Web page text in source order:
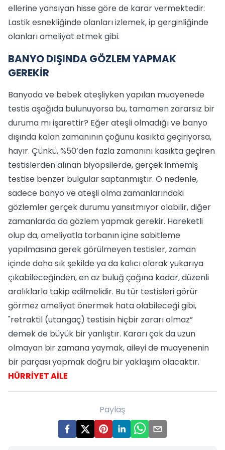
ellerine yansıyan hisse göre de karar vermektedir:
Lastik esnekliğinde olanları izlemek, ip gerginliğinde
olanları ameliyat etmek gibi.
BANYO DIŞINDA GÖZLEM YAPMAK
GEREKİR
Banyoda ve bebek ateşliyken yapılan muayenede
testis aşağıda bulunuyorsa bu, tamamen zararsız bir
duruma mı işarettir? Eğer ateşli olmadığı ve banyo
dışında kalan zamanının çoğunu kasıkta geçiriyorsa,
hayır. Çünkü, %50’den fazla zamanını kasıkta geçiren
testislerden alınan biyopsilerde, gerçek inmemiş
testise benzer bulgular saptanmıştır. O nedenle,
sadece banyo ve ateşli olma zamanlarındaki
gözlemler gerçek durumu yansıtmıyor olabilir, diğer
zamanlarda da gözlem yapmak gerekir. Hareketli
olup da, ameliyatla torbanın içine sabitleme
yapılmasına gerek görülmeyen testisler, zaman
içinde daha sık şekilde ya da kalıcı olarak yukarıya
çıkabileceğinden, en az buluğ çağına kadar, düzenli
aralıklarla takip edilmelidir. Bu tür testisleri görür
görmez ameliyat önermek hata olabileceği gibi,
"retraktil (utangaç) testisin hiçbir zararı olmaz”
demek de büyük bir yanlıştır. Kararı çok da uzun
olmayan bir zamana yaymak, aileyi de muayenenin
bir parçası yapmak doğru bir yaklaşım olacaktır.
HÜRRİYET AİLE
Paylaş